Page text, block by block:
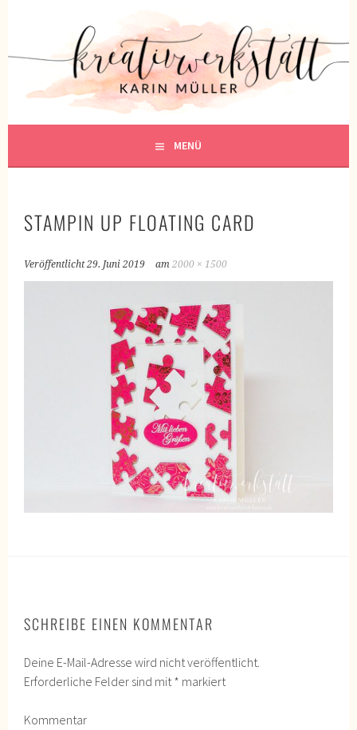
KREATIVWERKSTATT
KREATIV SEIN
MENÜ
STAMPIN UP FLOATING CARD
Veröffentlicht29. Juni 2019 am2000 × 1500
SCHREIBE EINEN KOMMENTAR
Deine E-Mail-Adresse wird nicht veröffentlicht.
Erforderliche Felder sind mit* markiert
Kommentar